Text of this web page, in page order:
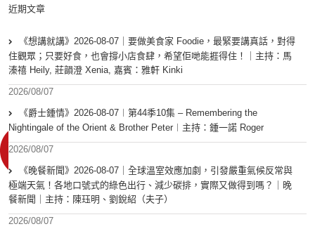
近期文章
《想講就講》2026-08-07｜要做美食家 Foodie，最緊要講真話，對得
住觀眾；只要好食，也會撐小店食肆，希望佢哋能捱得住！｜主持：馬
溱禧 Heily, 莊韻澄 Xenia, 嘉賓：雅軒 Kinki
2026/08/07
《爵士鍾情》2026-08-07︱第44季10集 – Remembering the
Nightingale of the Orient & Brother Peter︱主持：鍾一諾 Roger
2026/08/07
《晚餐新聞》2026-08-07｜全球溫室效應加劇，引發嚴重氣候反常與
極端天氣！各地口號式的綠色出行、減少碳排，實際又做得到嗎？｜晚
餐新聞｜主持：陳珏明、劉銳紹（夫子）
2026/08/07